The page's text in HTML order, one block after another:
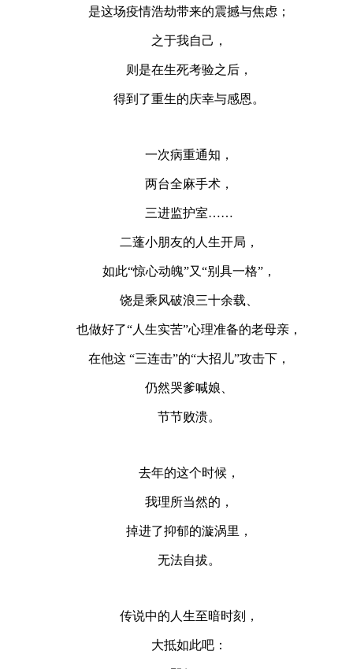
是这场疫情浩劫带来的震撼与焦虑；
之于我自己，
则是在生死考验之后，
得到了重生的庆幸与感恩。
一次病重通知，
两台全麻手术，
三进监护室……
二蓬小朋友的人生开局，
如此“惊心动魄”又“别具一格”，
饶是乘风破浪三十余载、
也做好了“人生实苦”心理准备的老母亲，
在他这 “三连击”的“大招儿”攻击下，
仍然哭爹喊娘、
节节败溃。
去年的这个时候，
我理所当然的，
掉进了抑郁的漩涡里，
无法自拔。
传说中的人生至暗时刻，
大抵如此吧：